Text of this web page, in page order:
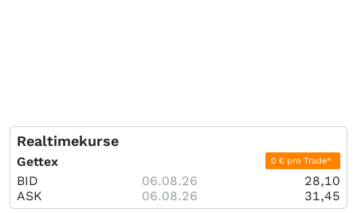
Realtimekurse
Gettex 0 € pro Trade*
BID 06.08.26
28,10
ASK
06.08.26 31,45